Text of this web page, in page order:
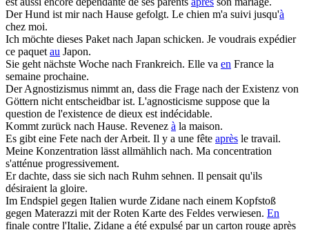
Der Hund ist mirnach Hause gefolgt. Le chien m'a suivi jusqu'à
chez moi.
Ich möchte dieses Paketnach Japan schicken. Je voudrais expédier
ce paquetau Japon.
Sie geht nächste Woche nach Frankreich. Elle va en France la
semaine prochaine.
Der Agnostizismus nimmt an, dass die Frage nach der Existenz von
Göttern nicht entscheidbar ist. L'agnosticisme suppose que la
question de l'existence de dieux est indécidable.
Kommt zurück nach Hause. Revenez à la maison.
Es gibt eine Fete nach der Arbeit. Il y a une fête après le travail.
Meine Konzentration lässt allmählich nach. Ma concentration
s'atténue progressivement.
Er dachte, dass sie sich nach Ruhm sehnen. Il pensait qu'ils
désiraient la gloire.
Im Endspiel gegen Italien wurde Zidane nach einem Kopfstoß
gegen Materazzi mit der Roten Karte des Feldes verwiesen. En
finale contre l'Italie, Zidane a été expulsé par un carton rouge après